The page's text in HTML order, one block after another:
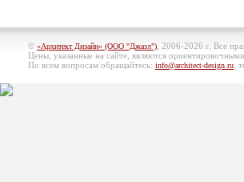
© «Архитект Дизайн» (ООО "Джазл") , 2006-2026 г. Все
Цены, указанные на сайте, являются
По всем вопросам обращайтесь: info@architect-design.ru ,